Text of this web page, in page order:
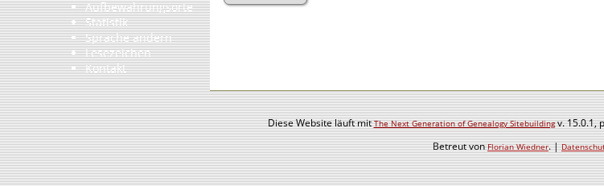
Aufbewahrungsorte
Statistik
Sprache ändern
Lesezeichen
Kontakt
Diese Website läuft mitThe Next Generation of Genealogy Sitebuildingv. 15.0.1,
Betreut vonFlorian Wiedner. |